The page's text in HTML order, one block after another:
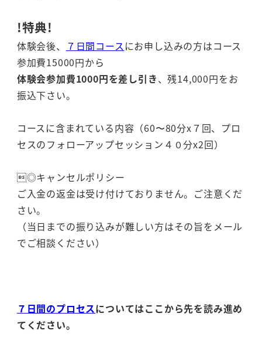
!特典!
体験会後、 ７日間コースにお申し込みの方はコース
参加費15000円から
体験会参加費1000円を差し引き、残14,000円をお
振込下さい。
コースに含まれている内容（60〜80分x７回、プロ
セスのフォローアップセッション４０分x2回）
◎キャンセルポリシー
ご入金の返金は受け付けておりません。ご注意くだ
さい。
（当日までの振り込みが難しい方はその旨をメール
でご相談ください）
７日間のプロセスについてはここから先を読み進め
てください。